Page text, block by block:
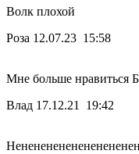
Волк плохой
Роза 12.07.23 15:58
Мне больше нравиться
Влад 17.12.21 19:42